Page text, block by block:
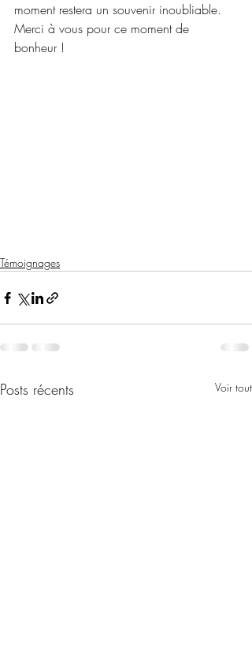
moment restera un souvenir inoubliable.
Merci à vous pour ce moment de
bonheur !
Témoignages
Posts récents Voir tout